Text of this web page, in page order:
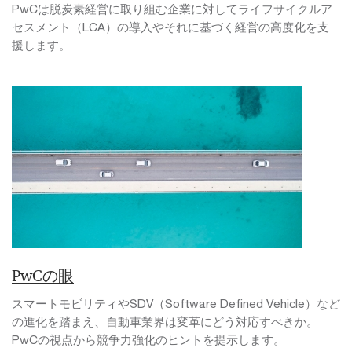
PwCは脱炭素経営に取り組む企業に対してライフサイクルア
セスメント（LCA）の導入やそれに基づく経営の高度化を支
援します。
PwCの眼
スマートモビリティやSDV（Software Defined Vehicle）など
の進化を踏まえ、自動車業界は変革にどう対応すべきか。
PwCの視点から競争力強化のヒントを提示します。